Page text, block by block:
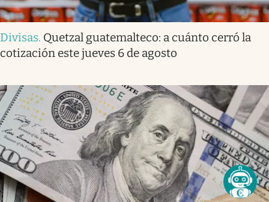
Divisas. Quetzal guatemalteco: a cuánto cerró la
cotización este jueves 6 de agosto